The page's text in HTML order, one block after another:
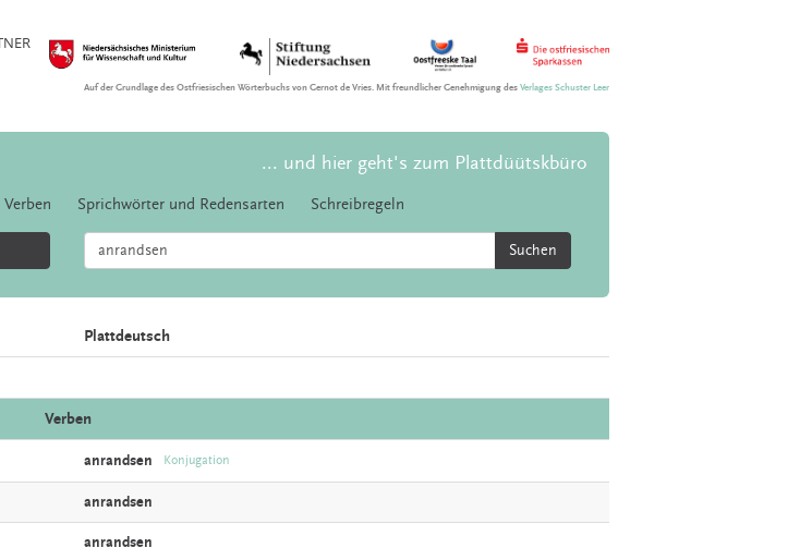
Auf der Grundlage des Ostfriesischen Wörterbuchs von Gernot de Vries. Mit freundlicher Genehmigung desVerlages Schuster Leer
... und hier geht's zum Plattdüütskbüro
Sprichwörter und Redensarten Schreibregeln
Suchen
Plattdeutsch
Verben
anrandsen Konjugation
anrandsen
anrandsen